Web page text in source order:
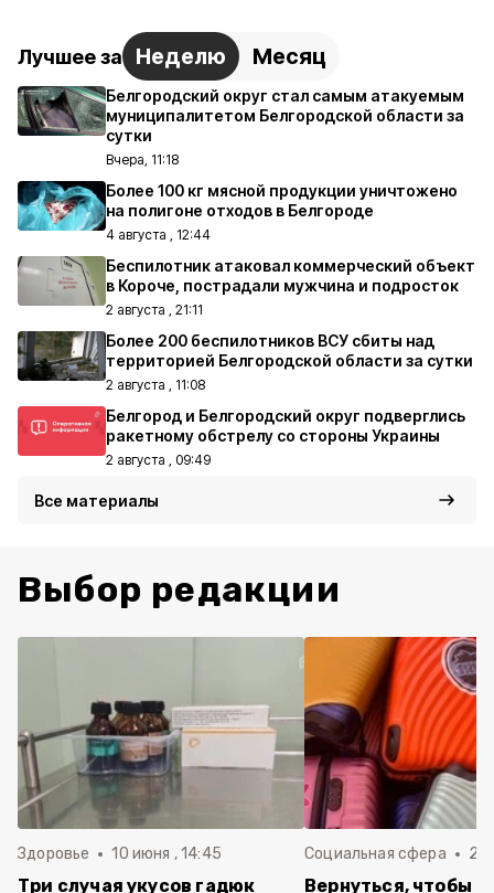
Лучшее за Неделю Месяц
Белгородский округ стал самым атакуемым
муниципалитетом Белгородской области за
сутки
Вчера, 11:18
Более 100 кг мясной продукции уничтожено
на полигоне отходов в Белгороде
4 августа , 12:44
Беспилотник атаковал коммерческий объект
в Короче, пострадали мужчина и подросток
2 августа , 21:11
Более 200 беспилотников ВСУ сбиты над
территорией Белгородской области за сутки
2 августа , 11:08
Белгород и Белгородский округ подверглись
ракетному обстрелу со стороны Украины
2 августа , 09:49
Все материалы
Выбор редакции
Здоровье 10 июня , 14:45
Три случая укусов гадюк
Социальная сфера 20
Вернуться, чтобы